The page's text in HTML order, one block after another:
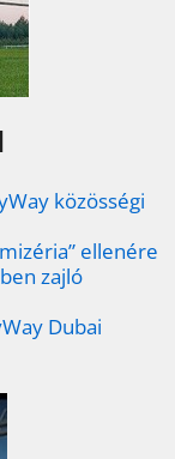
közösségi
ellenére
zajló
Dubai